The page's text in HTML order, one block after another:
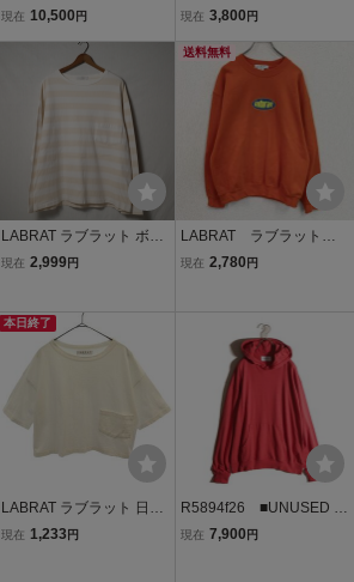
la メゾンマルジェラ ‘1CO
ス 再構築 後付けフード パ
ーカー メンズ 48 グレー
スウェット
現在 10,500 円
ush skinny black pants S
ニー クラッシュパンツ 名
作 アーカイブ ベルベルジ
現在 3,800 円
LABRAT ラブラット ボー
ダーカットソー M / ポケ
現在 2,999円
送料無料
LABRAT ラブラット
スウェット/トレーナー
現在 2,780 円
本日終了
LABRAT ラブラット 日本
製 半袖 カットソー F ホワ
現在 1,233 円
R5894f26 ■UNUSED ア
ンユーズド■ Damaged
現在 7,900 円